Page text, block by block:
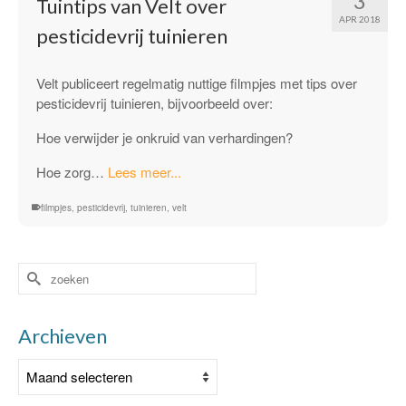
APR 2018
Tuintips van Velt over
pesticidevrij tuinieren
Velt publiceert regelmatig nuttige filmpjes met tips over
pesticidevrij tuinieren, bijvoorbeeld over:
Hoe verwijder je onkruid van verhardingen?
Hoe zorg… Lees meer...
Velt
filmpjes, pesticidevrij, tuinieren, velt
Zoek
naar:
Archieven
Archieven